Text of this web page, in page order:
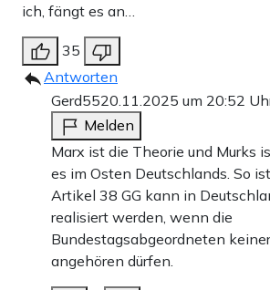
ich, fängt es an…
35
Antworten
Gerd5520.11.2025 um 20:52
Melden
Marx ist die Theorie und Murks
es im Osten Deutschlands. So
Artikel 38 GG kann in
realisiert werden, wenn die
Bundestagsabgeordneten
angehören dürfen.